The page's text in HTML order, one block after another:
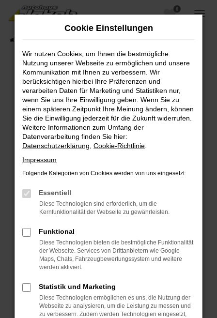
Zum
Hauptinhalt
0
Fehler: Network Error
Beim Laden ist ein Fehler aufgetreten.
Hier sind ein paar Tipps, die dir helfen können:
Überprüfe deine Firewall und deine
Internetverbindung.
Laden andere Webseiten, zum Beispiel deine
Suchmaschine?
Prüfe deine Browsererweiterungen.
Manche Erweiterungen, wie Werbeblocker,
können das Laden bestimmter Seiten
verhindern. Funktioniert die Seite in einem
Fenster?
Starte dein Gerät neu.
Das kann manchmal helfen, vorübergehende
Probleme zu beheben.
Betriebssystem auf dem neuesten Stand
sind.
Veraltete Software birgt nicht nur ein
Cookie Einstellungen
Wir nutzen Cookies, um Ihnen die bestmögliche
Nutzung unserer Webseite zu ermöglichen und unsere
Kommunikation mit Ihnen zu verbessern. Wir
berücksichtigen hierbei Ihre Präferenzen und
verarbeiten Daten für Marketing und Statistiken nur,
wenn Sie uns Ihre Einwilligung geben. Wenn Sie zu
einem späteren Zeitpunkt Ihre Meinung ändern, können
Sie die Einwilligung jederzeit für die Zukunft widerrufen.
Weitere Informationen zum Umfang der
Datenverarbeitung finden Sie hier:
Datenschutzerklärung Cookie-Richtlinie
Impressum
Folgende Kategorien von Cookies werden von uns eingesetzt:
Essentiell
Diese Technologien sind erforderlich, um die
Kernfunktionalität der Webseite zu gewährleisten.
Funktional
Diese Technologien bieten die bestmögliche Funktionalität
der Webseite. Services von Drittanbietern wie Google
Maps, Chats, Fahrzeugbewertungssystem und weitere
werden aktiviert.
Statistik und Marketing
Diese Technologien ermöglichen es uns, die Nutzung der
Webseite zu analysieren, um die Leistung zu messen und
zu verbessern. Zudem werden Technologien eingesetzt,